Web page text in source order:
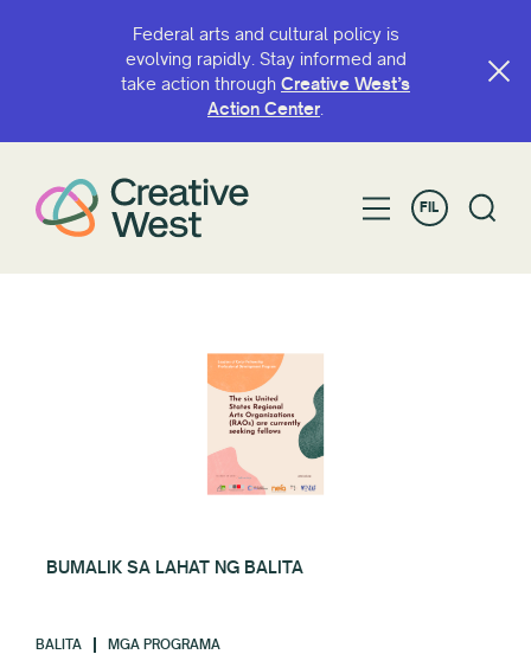
Federal arts and cultural policy is
evolving rapidly. Stay informed and
take action through Creative West’s
Action Center.
FIL
BUMALIK SA LAHAT NG BALITA
BALITA MGA PROGRAMA